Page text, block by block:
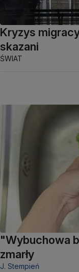
Kryzys
skazani
ŚWIAT
"Wybuchowa
zmarły
J. Stempień